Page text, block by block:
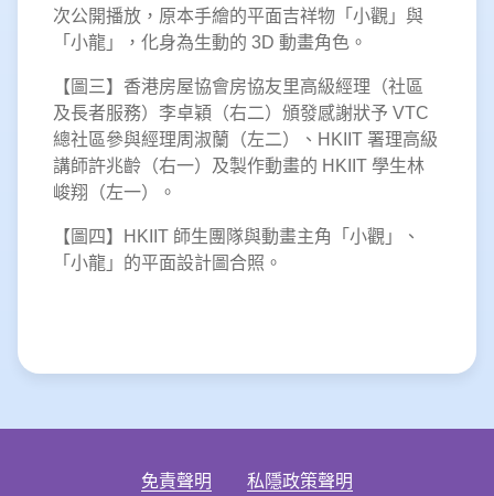
次公開播放，原本手繪的平面吉祥物「小觀」與
「小龍」，化身為生動的 3D 動畫角色。
【圖三】香港房屋協會房協友里高級經理（社區
及長者服務）李卓穎（右二）頒發感謝狀予 VTC
總社區參與經理周淑蘭（左二）、HKIIT 署理高級
講師許兆齡（右一）及製作動畫的 HKIIT 學生林
峻翔（左一）。
【圖四】HKIIT 師生團隊與動畫主角「小觀」、
「小龍」的平面設計圖合照。
免責聲明 私隱政策聲明